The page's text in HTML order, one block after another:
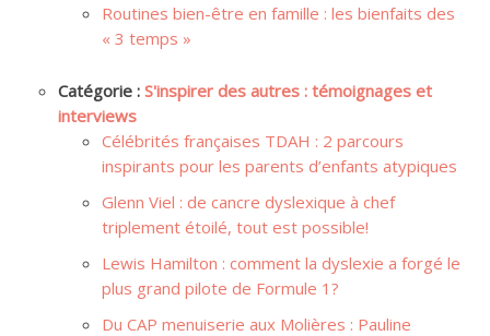
Routines bien-être en famille : les bienfaits des
« 3 temps »
Catégorie :S'inspirer des autres : témoignages et
interviews
Célébrités françaises TDAH : 2 parcours
inspirants pour les parents d’enfants atypiques
Glenn Viel : de cancre dyslexique à chef
triplement étoilé, tout est possible!
Lewis Hamilton : comment la dyslexie a forgé le
plus grand pilote de Formule 1?
Du CAP menuiserie aux Molières : Pauline